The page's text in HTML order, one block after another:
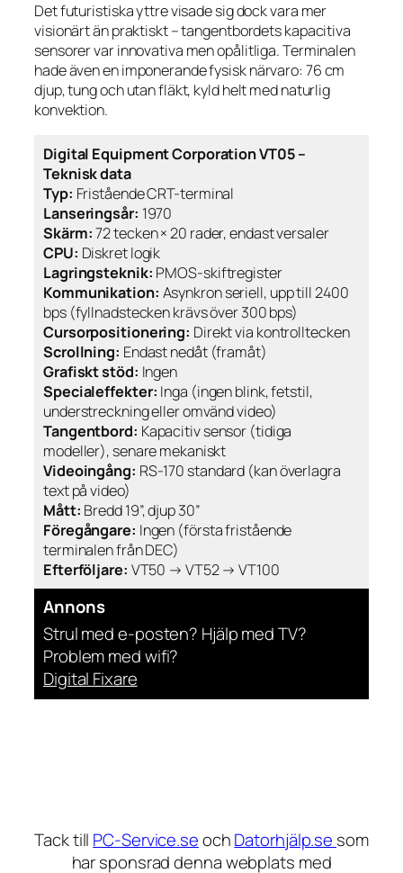
Det futuristiska yttre visade sig dock vara mer
visionärt än praktiskt – tangentbordets kapacitiva
sensorer var innovativa men opålitliga. Terminalen
hade även en imponerande fysisk närvaro: 76 cm
djup, tung och utan fläkt, kyld helt med naturlig
konvektion.
Digital Equipment Corporation VT05 –
Teknisk data
Typ: Fristående CRT-terminal
Lanseringsår: 1970
Skärm:72 tecken × 20 rader, endast versaler
CPU: Diskret logik
Lagringsteknik: PMOS-skiftregister
Kommunikation: Asynkron seriell, upp till 2400
bps (fyllnadstecken krävs över 300 bps)
Cursorpositionering: Direkt via kontrolltecken
Scrollning: Endast nedåt (framåt)
Grafiskt stöd: Ingen
Specialeffekter: Inga (ingen blink, fetstil,
understreckning eller omvänd video)
Tangentbord: Kapacitiv sensor (tidiga
modeller), senare mekaniskt
Videoingång: RS-170 standard (kan överlagra
text på video)
Mått: Bredd 19”, djup 30”
Föregångare: Ingen (första fristående
terminalen från DEC)
Efterföljare: VT50 → VT52 → VT100
Annons
Strul med e-posten? Hjälp med TV?
Problem med wifi?
Digital Fixare
Tack till PC-Service.seochDatorhjälp.se som
har sponsrad denna webplats med